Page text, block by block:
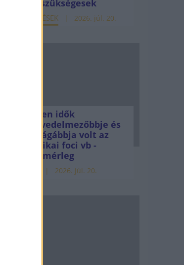
még szükségesek
ELEMZÉSEK 2026. júl. 20.
Minden idők
legjövedelmezőbbje és
legdrágábbja volt az
amerikai foci vb -
gyorsmérleg
2026. júl. 20.